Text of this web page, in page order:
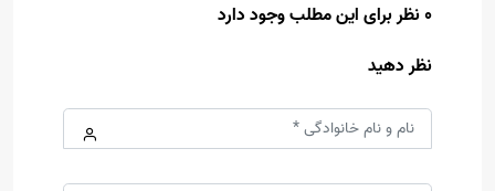
0 نظر برای این مطلب وجود دارد
نظر دهید